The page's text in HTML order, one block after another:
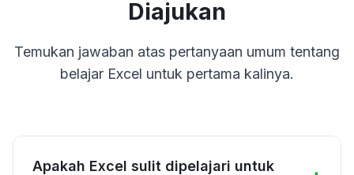
Diajukan
Temukan jawaban atas pertanyaan umum tentang
belajar Excel untuk pertama kalinya.
Apakah Excel sulit dipelajari untuk